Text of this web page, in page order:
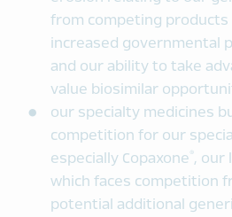
from competing products
increased governmental
and our ability to take
value biosimilar
our specialty medicines
competition for our
especially Copaxone®, our
which faces competition
potential additional